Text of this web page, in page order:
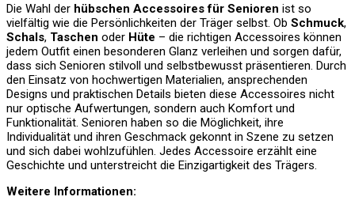
Die Wahl der hübschen Accessoires für Senioren ist so
vielfältig wie die Persönlichkeiten der Träger selbst. Ob Schmuck,
Schals, Taschen oder Hüte – die richtigen Accessoires können
jedem Outfit einen besonderen Glanz verleihen und sorgen dafür,
dass sich Senioren stilvoll und selbstbewusst präsentieren. Durch
den Einsatz von hochwertigen Materialien, ansprechenden
Designs und praktischen Details bieten diese Accessoires nicht
nur optische Aufwertungen, sondern auch Komfort und
Funktionalität. Senioren haben so die Möglichkeit, ihre
Individualität und ihren Geschmack gekonnt in Szene zu setzen
und sich dabei wohlzufühlen. Jedes Accessoire erzählt eine
Geschichte und unterstreicht die Einzigartigkeit des Trägers.
Weitere Informationen: